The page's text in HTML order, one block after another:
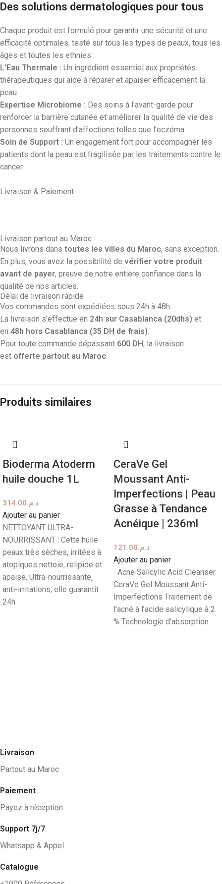
Des solutions dermatologiques pour tous
Chaque produit est formulé pour garantir une sécurité et une
efficacité optimales, testé sur tous les types de peaux, tous les
âges et toutes les ethnies :
L'Eau Thermale : Un ingrédient essentiel aux propriétés
thérapeutiques qui aide à réparer et apaiser efficacement la
peau.
Expertise Microbiome : Des soins à l'avant-garde pour
renforcer la barrière cutanée et améliorer la qualité de vie des
personnes souffrant d'affections telles que l'eczéma.
Soin de Support : Un engagement fort pour accompagner les
patients dont la peau est fragilisée par les traitements contre le
cancer.
Livraison & Paiement
Livraison partout au Maroc
Nous livrons dans toutes les villes du Maroc, sans exception.
En plus, vous avez la possibilité de vérifier votre produit
avant de payer, preuve de notre entière confiance dans la
qualité de nos articles.
Délai de livraison rapide
Vos commandes sont expédiées sous 24h à 48h.
La livraison s’effectue en 24h sur Casablanca (20dhs) et
en 48h hors Casablanca (35 DH de frais).
Pour toute commande dépassant 600 DH, la livraison
est offerte partout au Maroc.
Produits similaires
Bioderma Atoderm
huile douche 1L
د.م.314.00
Ajouter au panier
NETTOYANT ULTRA-
NOURRISSANT : Cette huile
peaux très sèches, irritées à
atopiques nettoie, relipide et
apaise, Ultra-nourrissante,
anti-irritations, elle guarantit
24h
CeraVe Gel
Moussant Anti-
Imperfections | Peau
Grasse à Tendance
Acnéique | 236ml
د.م.121.00
Ajouter au panier
Acne Salicylic Acid Cleanser
CeraVe Gel Moussant Anti-
Imperfections Traitement de
l’acné à l’acide salicylique à 2
% Technologie d’absorption
Livraison
Partout au Maroc
Paiement
Payez à réception
Support 7j/7
Whatsapp & Appel
Catalogue